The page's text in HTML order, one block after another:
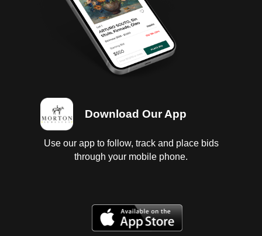
Download Our App
Use our app to follow, track and place bids
through your mobile phone.